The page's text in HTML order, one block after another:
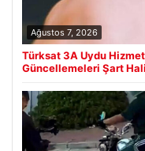
Ağustos 7, 2026
Türksat 3A Uydu
Güncellemeleri Şart